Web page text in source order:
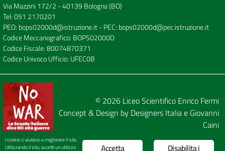
Via Mazzini 172/2 - 40139 Bologna (BO)
Tel:051 2170201
PEO: bops02000d@istruzione.it- PEC: bops02000d@pec.istruzione.it
Codice Meccanografico: BOPS02000D
Codice Fiscale: 80074870371
Codice Univoco Ufficio: UFEC0B
© 2026 Liceo Scientifico Enrico Fermi
Concept & Design by Designers Italiae Giovanni
Caini
Disabilita i
Accetta
I cookie ci aiutano a migliorare il sito.
Utilizzando il sito, accetti un utilizzo